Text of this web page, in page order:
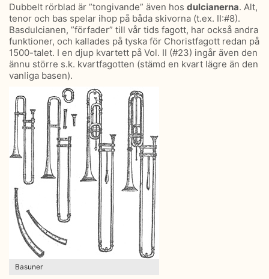
Dubbelt rörblad är ”tongivande” även hos dulcianerna. Alt,
tenor och bas spelar ihop på båda skivorna (t.ex. II:#8).
Basdulcianen, ”förfader” till vår tids fagott, har också andra
funktioner, och kallades på tyska för Choristfagott redan på
1500-talet. I en djup kvartett på Vol. II (#23) ingår även den
ännu större s.k. kvartfagotten (stämd en kvart lägre än den
vanliga basen).
Basuner